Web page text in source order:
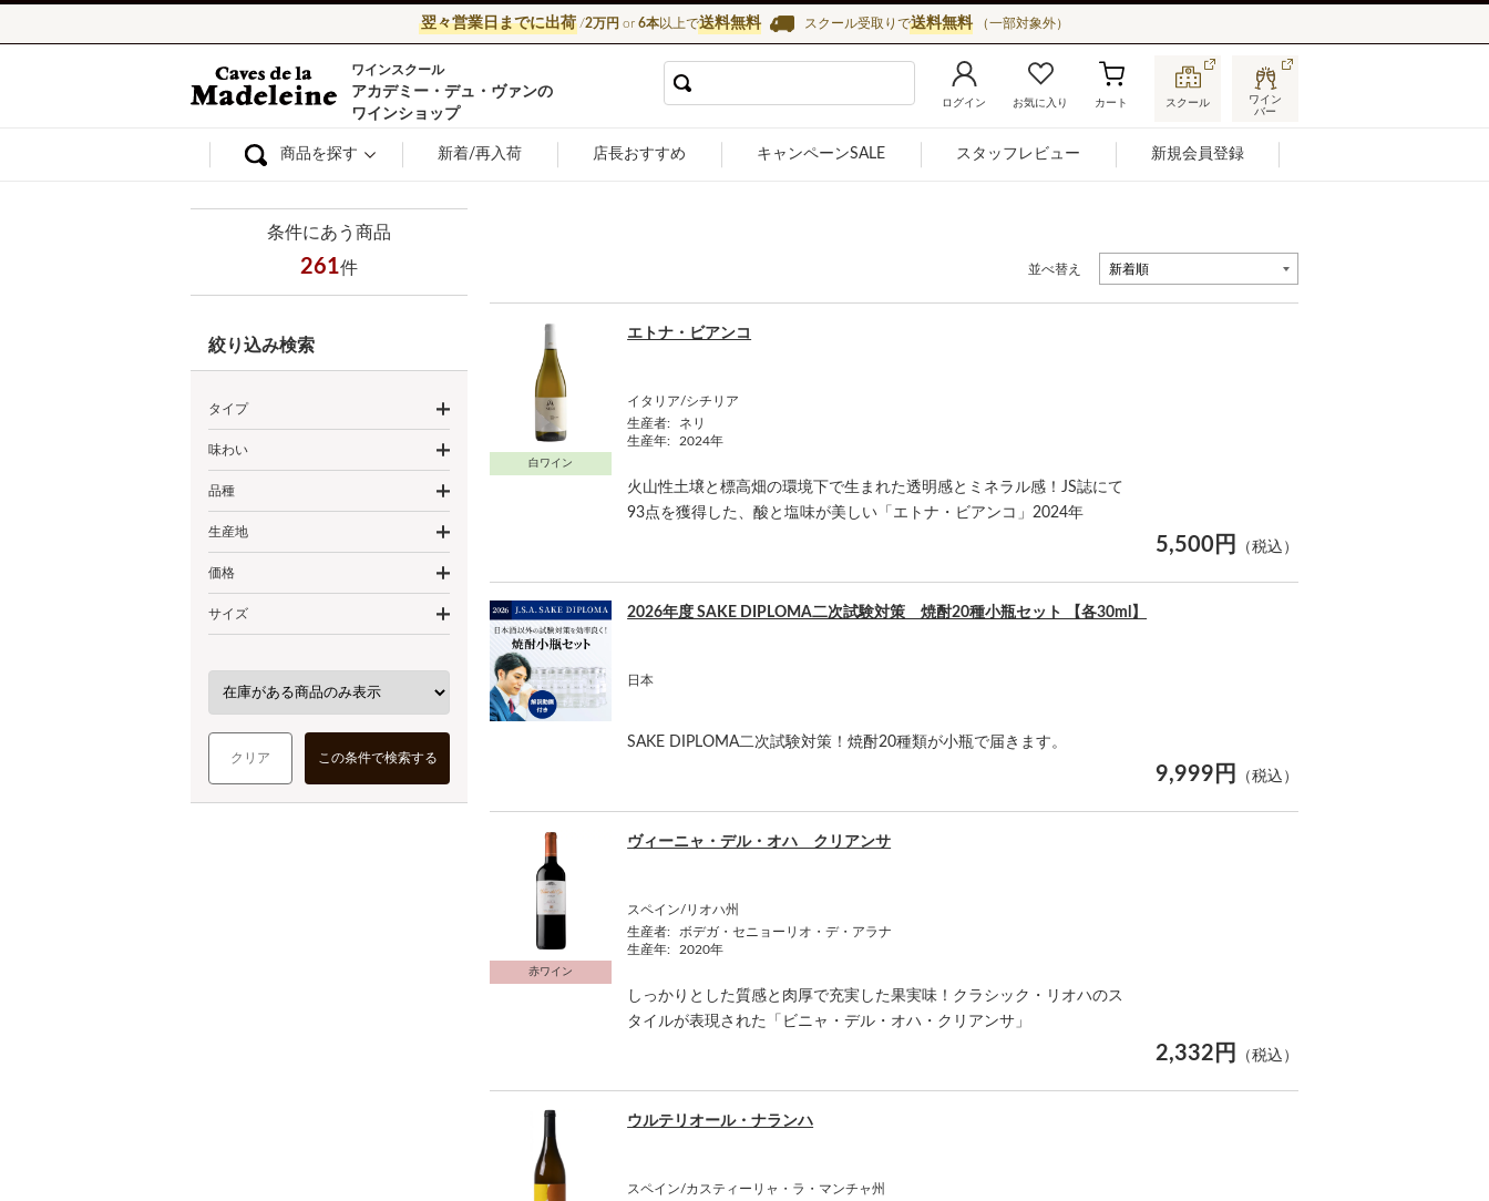
翌々営業日までに出荷/2万円 or 6本以上で送料無料 スクール受取りで送料無料 （一部対象外）
ワイン通販ならワインショップ カーヴ・ド・ラ・マドレーヌ
ワインスクール
アカデミー・デュ・ヴァンの
ワインショップ
ログイン お気に入り カート スクール
ワイン
バー
商品を探す 新着/再入荷 店長おすすめ キャンペーンSALE スタッフレビュー 新規会員登録
条件にあう商品
261件
絞り込み検索
タイプ
味わい
品種
生産地
価格
サイズ
クリア この条件で検索する
並べ替え
白ワイン
イタリア/シチリア
エトナ・ビアンコ
生産者:
ネリ
生産年:
2024年
火山性土壌と標高畑の環境下で生まれた透明感とミネラル感！JS誌にて
93点を獲得した、酸と塩味が美しい「エトナ・ビアンコ」2024年
5,500円 （税込）
日本
2026年度 SAKE DIPLOMA二次試験対策 焼酎20種小瓶セット 【各30ml】
SAKE DIPLOMA二次試験対策！焼酎20種類が小瓶で届きます。
9,999円 （税込）
赤ワイン
スペイン/リオハ州
ヴィーニャ・デル・オハ クリアンサ
生産者:
ボデガ・セニョーリオ・デ・アラナ
生産年:
2020年
しっかりとした質感と肉厚で充実した果実味！クラシック・リオハのス
タイルが表現された「ビニャ・デル・オハ・クリアンサ」
2,332円 （税込）
スペイン/カスティーリャ・ラ・マンチャ州
ウルテリオール・ナランハ